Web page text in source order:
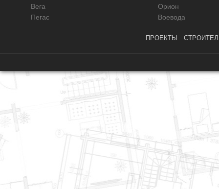
Вега
Пегас
Орион
Воевода
ПРОЕКТЫ